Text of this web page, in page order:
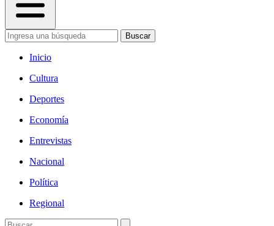
Buscar
Inicio
Cultura
Deportes
Economía
Entrevistas
Nacional
Política
Regional